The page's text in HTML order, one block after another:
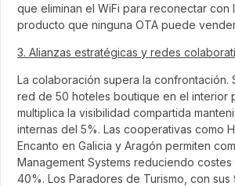
que eliminan el WiFi para reconectar con
producto que ninguna OTA puede
3. Alianzas estratégicas y redes
La colaboración supera la confrontación.
red de 50 hoteles boutique en el interior
multiplica la visibilidad compartida
internas del 5%. Las cooperativas como
Encanto en Galicia y Aragón permiten
Management Systems reduciendo
40%. Los Paradores de Turismo, con